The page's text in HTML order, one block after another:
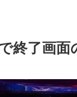
終了画